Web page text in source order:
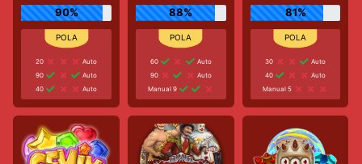
90%
20
Auto
90
Auto
40
Auto
88%
60
Auto
90
Auto
Manual 9
81%
30
Auto
40
Auto
Manual 5